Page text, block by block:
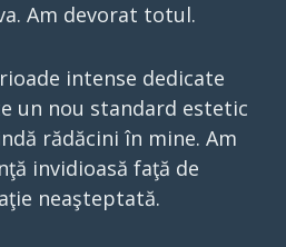
Am devorat totul.
intense dedicate
un nou standard estetic
rădăcini în mine. Am
invidioasă faţă de
neaşteptată.